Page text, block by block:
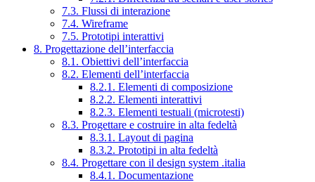
7.3. Flussi di interazione
7.4. Wireframe
7.5. Prototipi interattivi
8. Progettazione dell’interfaccia
8.1. Obiettivi dell’interfaccia
8.2. Elementi dell’interfaccia
8.2.1. Elementi di composizione
8.2.2. Elementi interattivi
8.2.3. Elementi testuali (microtesti)
8.3. Progettare e costruire in alta fedeltà
8.3.1. Layout di pagina
8.3.2. Prototipi in alta fedeltà
8.4. Progettare con il design system .italia
8.4.1. Documentazione